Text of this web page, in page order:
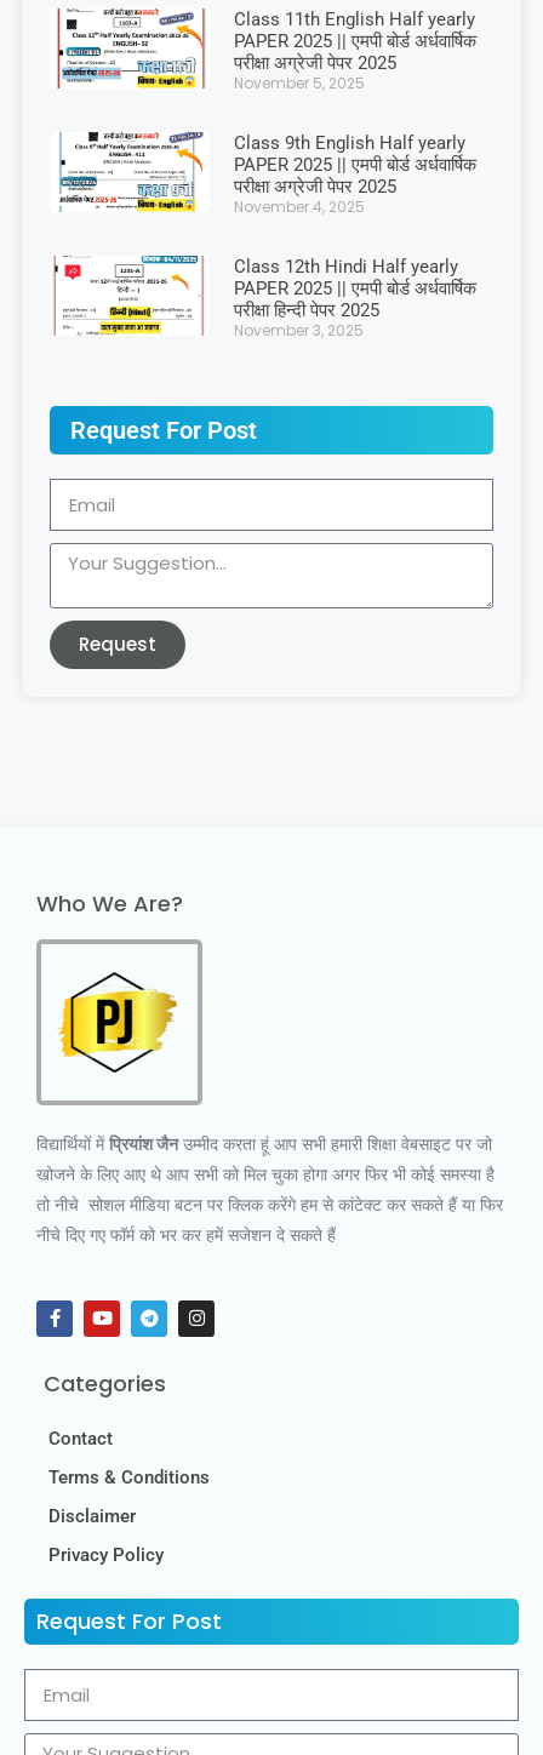
Class 11th English Half yearly
PAPER 2025 || एमपी बोर्ड अर्धवार्षिक
परीक्षा अग्रेजी पेपर 2025
November 5, 2025
Class 9th English Half yearly
PAPER 2025 || एमपी बोर्ड अर्धवार्षिक
परीक्षा अग्रेजी पेपर 2025
November 4, 2025
Class 12th Hindi Half yearly
PAPER 2025 || एमपी बोर्ड अर्धवार्षिक
परीक्षा हिन्दी पेपर 2025
November 3, 2025
Request For Post
Request
Who We Are?
विद्यार्थियों मेंप्रियांश जैनउम्मीद करता हूं आप सभी हमारी शिक्षा वेबसाइट पर जो
खोजने के लिए आए थे आप सभी को मिल चुका होगा अगर फिर भी कोई समस्या है
तो नीचे सोशल मीडिया बटन पर क्लिक करेंगे हम से कांटेक्ट कर सकते हैं या फिर
नीचे दिए गए फॉर्म को भर कर हमें सजेशन दे सकते हैं
Categories
Contact
Terms & Conditions
Disclaimer
Privacy Policy
Request For Post